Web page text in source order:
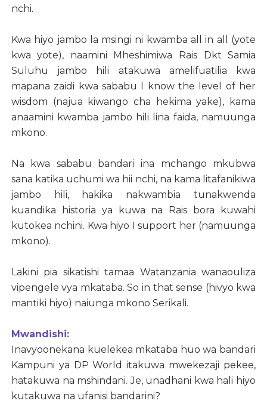
nchi.
Kwa hiyo jambo la msingi ni kwamba all in all (yote
kwa yote), naamini Mheshimiwa Rais Dkt Samia
Suluhu jambo hili atakuwa amelifuatilia kwa
mapana zaidi kwa sababu I know the level of her
wisdom (najua kiwango cha hekima yake), kama
anaamini kwamba jambo hili lina faida, namuunga
mkono.
Na kwa sababu bandari ina mchango mkubwa
sana katika uchumi wa hii nchi, na kama litafanikiwa
jambo hili, hakika nakwambia tunakwenda
kuandika historia ya kuwa na Rais bora kuwahi
kutokea nchini. Kwa hiyo I support her (namuunga
mkono).
Lakini pia sikatishi tamaa Watanzania wanaouliza
vipengele vya mkataba. So in that sense (hivyo kwa
mantiki hiyo) naiunga mkono Serikali.
Mwandishi:
Inavyoonekana kuelekea mkataba huo wa bandari
Kampuni ya DP World itakuwa mwekezaji pekee,
hatakuwa na mshindani. Je, unadhani kwa hali hiyo
kutakuwa na ufanisi bandarini?